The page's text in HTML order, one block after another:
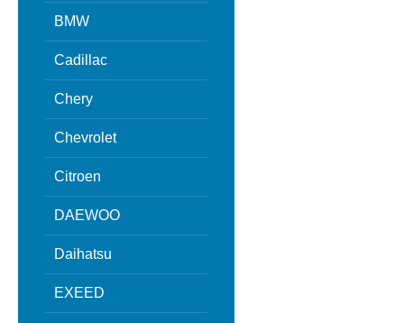
BMW
Cadillac
Chery
Chevrolet
Citroen
DAEWOO
Daihatsu
EXEED